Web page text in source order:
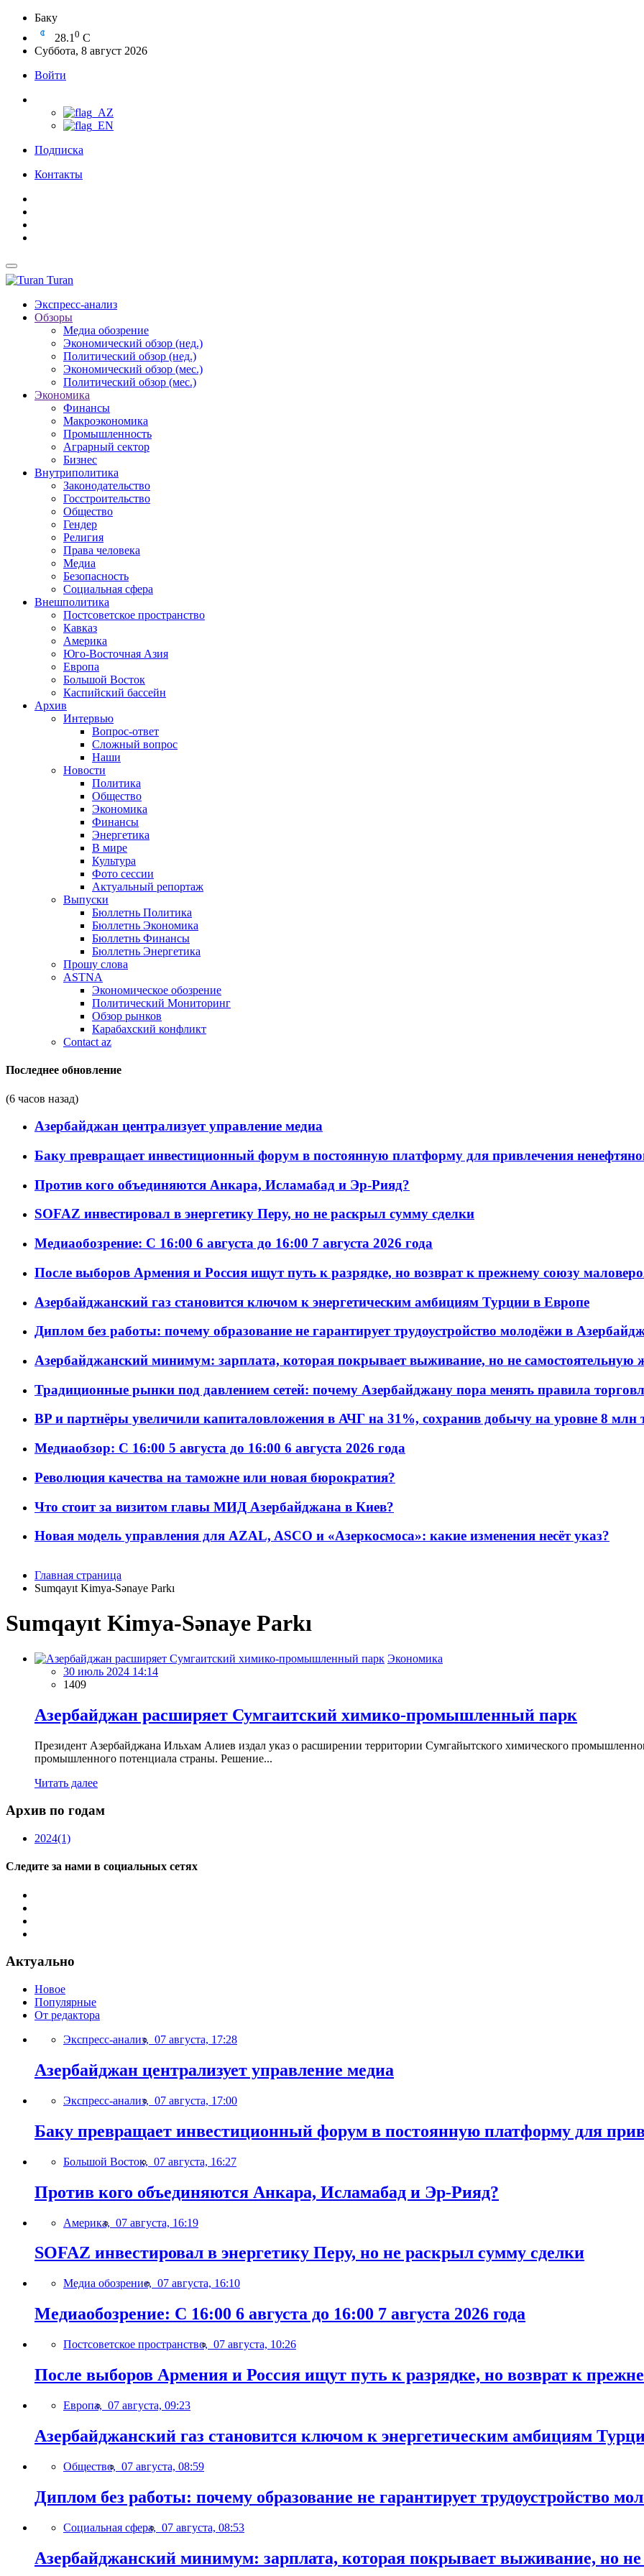
Баку
28.1 0 C
Суббота, 8 август 2026
Войти
Подписка
Контакты
Turan
Экспресс-анализ
Обзоры
Медиа обозрение
Экономический обзор (нед.)
Политический обзор (нед.)
Экономический обзор (мес.)
Политический обзор (мес.)
Экономика
Финансы
Макроэкономика
Промышленность
Аграрный сектор
Бизнес
Внутриполитика
Законодательство
Госстроительство
Общество
Гендер
Религия
Права человека
Медиа
Безопасность
Социальная сфера
Внешполитика
Постсоветское пространство
Кавказ
Америка
Юго-Восточная Азия
Европа
Большой Восток
Каспийский бассейн
Архив
Интервью
Вопрос-ответ
Сложный вопрос
Наши
Новости
Политика
Общество
Экономика
Финансы
Энергетика
В мире
Культура
Фото сессии
Актуальный репортаж
Выпуски
Бюллетнь Политика
Бюллетнь Экономика
Бюллетнь Финансы
Бюллетнь Энергетика
Прошу слова
ASTNA
Экономическое обозрение
Политический Мониторинг
Обзор рынков
Карабахский конфликт
Contact az
Последнее обновление
(6 часов назад)
Азербайджан централизует управление медиа
Баку превращает инвестиционный форум в постоянную платформу для привлечения
Против кого объединяются Анкара, Исламабад и Эр-Рияд?
SOFAZ инвестировал в энергетику Перу, но не раскрыл сумму сделки
Медиаобозрение: С 16:00 6 августа до 16:00 7 августа 2026 года
После выборов Армения и Россия ищут путь к разрядке, но возврат к прежнему союзу
Азербайджанский газ становится ключом к энергетическим амбициям Турции в Европе
Диплом без работы: почему образование не гарантирует трудоустройство молодёжи в
Азербайджанский минимум: зарплата, которая покрывает выживание, но не самостоятельную
Традиционные рынки под давлением сетей: почему Азербайджану пора менять правила
BP и партнёры увеличили капиталовложения в АЧГ на 31%, сохранив добычу на уровне 8 млн
Медиаобзор: С 16:00 5 августа до 16:00 6 августа 2026 года
Революция качества на таможне или новая бюрократия?
Что стоит за визитом главы МИД Азербайджана в Киев?
Новая модель управления для AZAL, ASCO и «Азеркосмоса»: какие изменения несёт указ?
Главная страница
Sumqayıt Kimya-Sənaye Parkı
Sumqayıt Kimya-Sənaye Parkı
Экономика
30 июль 2024 14:14
1409
Азербайджан расширяет Сумгаитский химико-промышленный парк
Президент Азербайджана Ильхам Алиев издал указ о расширении территории Сумгайытского химического
промышленного потенциала страны. Решение...
Читать далее
Архив по годам
2024(1)
Следите за нами в социальных сетях
Актуально
Новое
Популярные
От редактора
Экспресс-анализ, 07 августа, 17:28
Азербайджан централизует управление медиа
Экспресс-анализ, 07 августа, 17:00
Баку превращает инвестиционный форум в постоянную платформу для
Большой Восток, 07 августа, 16:27
Против кого объединяются Анкара, Исламабад и Эр-Рияд?
Америка, 07 августа, 16:19
SOFAZ инвестировал в энергетику Перу, но не раскрыл сумму сделки
Медиа обозрение, 07 августа, 16:10
Медиаобозрение: С 16:00 6 августа до 16:00 7 августа 2026 года
Постсоветское пространство, 07 августа, 10:26
После выборов Армения и Россия ищут путь к разрядке, но возврат к
Европа, 07 августа, 09:23
Азербайджанский газ становится ключом к энергетическим амбициям
Общество, 07 августа, 08:59
Диплом без работы: почему образование не гарантирует трудоустройство
Социальная сфера, 07 августа, 08:53
Азербайджанский минимум: зарплата, которая покрывает выживание, но